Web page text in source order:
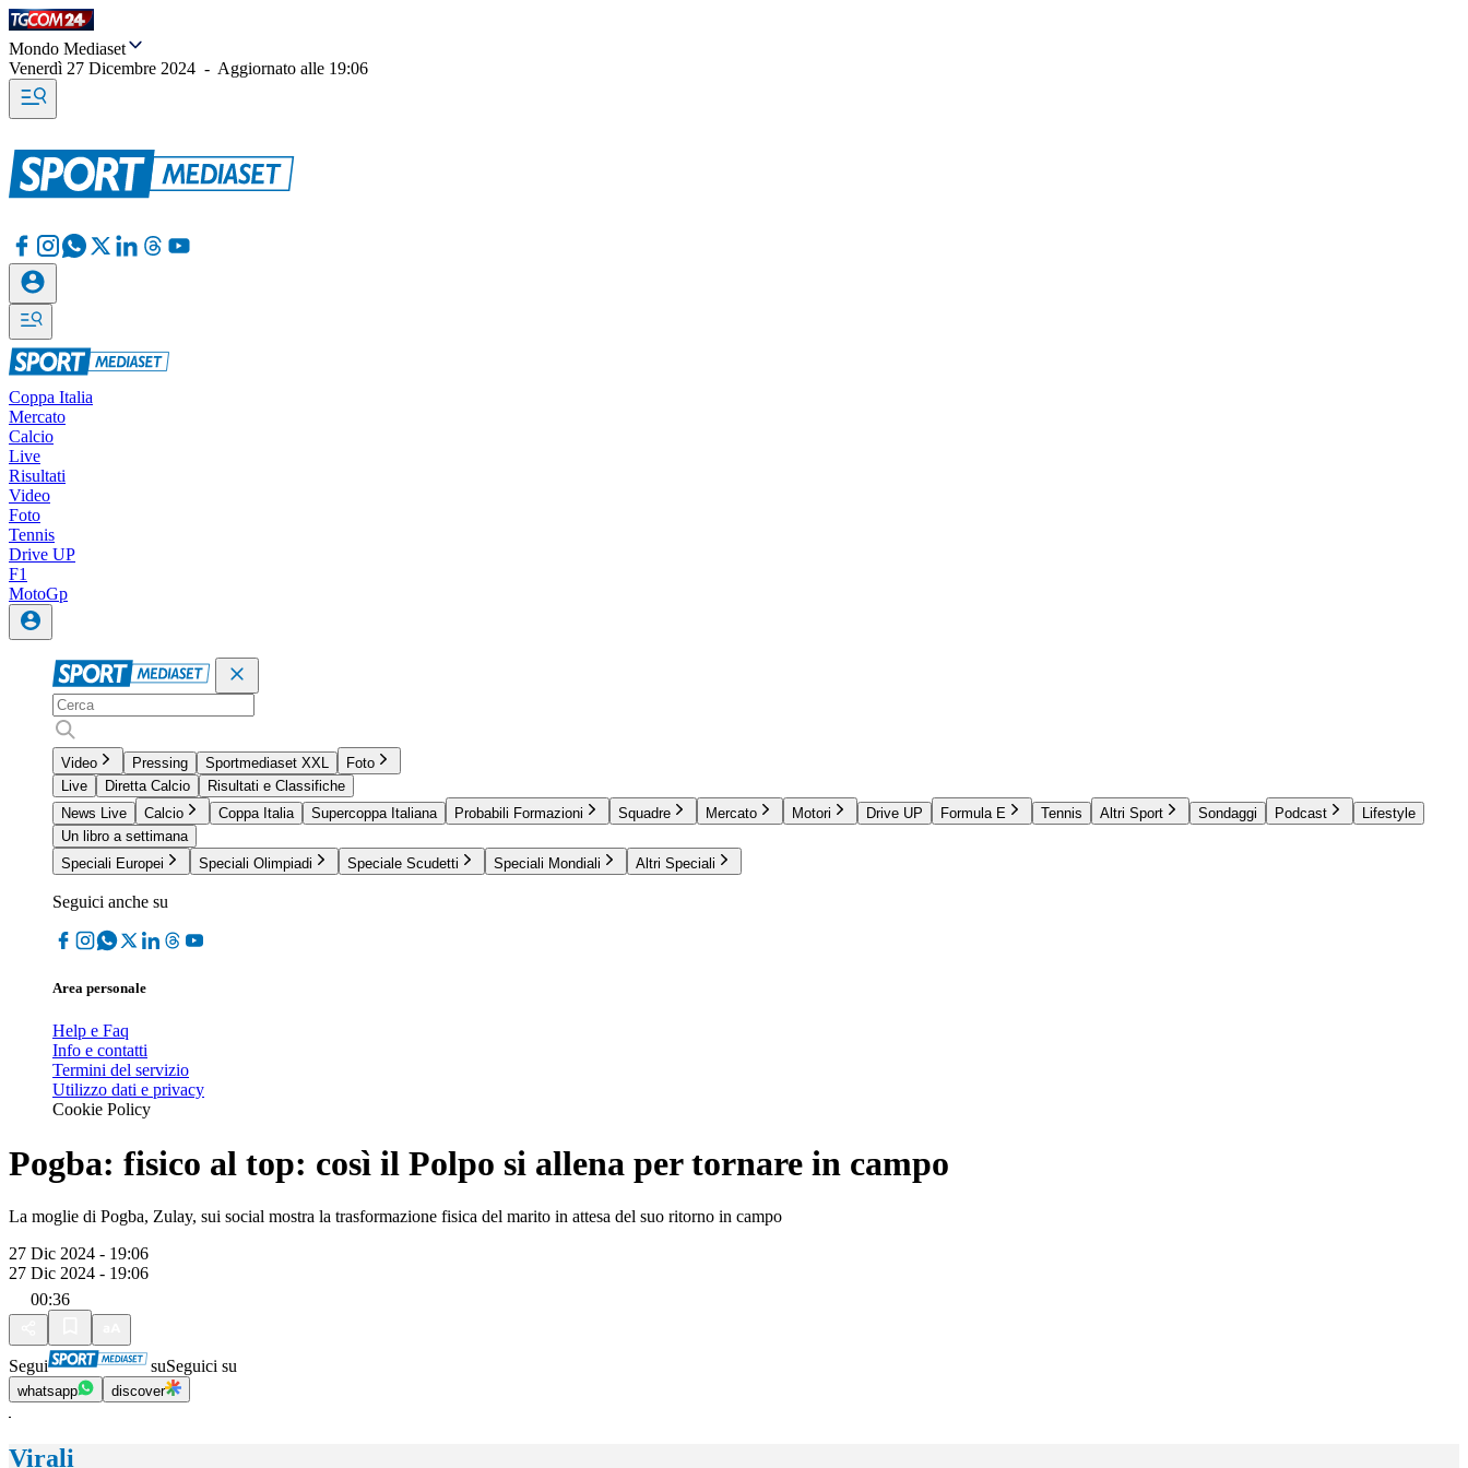
Mondo Mediaset
Venerdì 27 Dicembre 2024 - Aggiornato alle 19:06
Coppa Italia
Mercato
Calcio
Live
Risultati
Video
Foto
Tennis
Drive UP
F1
MotoGp
Video Pressing Sportmediaset XXL
Foto
Live
Diretta Calcio
Risultati e Classifiche
News Live
Calcio Coppa Italia Supercoppa Italiana Probabili Formazioni Squadre Mercato Motori Drive UP Formula E Tennis Altri Sport Sondaggi Podcast
Lifestyle
Un libro a settimana
Speciali Europei
Speciali Olimpiadi Speciale Scudetti Speciali Mondiali Altri Speciali
Seguici anche su
Area personale
Help e Faq
Info e contatti
Termini del servizio
Utilizzo dati e privacy
Cookie Policy
Pogba: fisico al top: così il Polpo si allena per tornare in campo
La moglie di Pogba, Zulay, sui social mostra la trasformazione fisica del marito in attesa del suo ritorno in campo
27 Dic 2024 - 19:06
27 Dic 2024 - 19:06
00:36
Segui suSeguici su
whatsapp discover
Virali